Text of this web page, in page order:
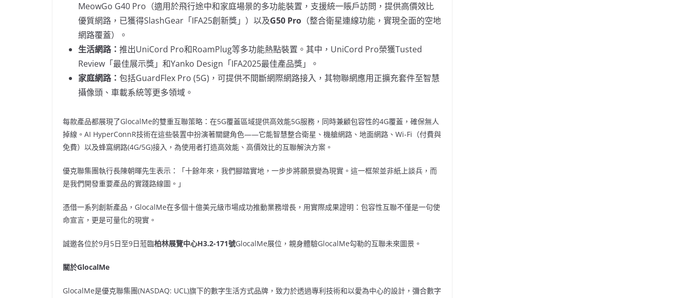
MeowGo G40 Pro（適用於飛行途中和家庭場景的多功能裝置，支援統一賬戶訪問，提供高價效比
優質網路，已獲得SlashGear「IFA25創新獎」）以及G50 Pro （整合衛星連線功能，實現全面的空地
網路覆蓋）。
生活網路： 推出UniCord Pro和RoamPlug等多功能熱點裝置。其中，UniCord Pro榮獲Tusted
Review「最佳展示獎」和Yanko Design「IFA2025最佳產品獎」。
家庭網路： 包括GuardFlex Pro (5G)，可提供不間斷網際網路接入，其物聯網應用正擴充套件至智慧
攝像頭、車載系統等更多領域。
每款產品都展現了GlocalMe的雙重互聯策略：在5G覆蓋區域提供高效能5G服務，同時兼顧包容性的4G覆蓋，確保無人
掉線。AI HyperConnR技術在這些裝置中扮演著關鍵角色——它能智慧整合衛星、機艙網路、地面網路、Wi-Fi（付費與
免費）以及蜂窩網路(4G/5G)接入，為使用者打造高效能、高價效比的互聯解決方案。
優克聯集團執行長陳朝暉先生表示：「十餘年來，我們腳踏實地，一步步將願景變為現實。這一框架並非紙上談兵，而
是我們開發重要產品的實踐路線圖。」
憑借一系列創新產品，GlocalMe在多個十億美元級市場成功推動業務增長，用實際成果證明：包容性互聯不僅是一句使
命宣言，更是可量化的現實。
誠邀各位於9月5日至9日蒞臨柏林展覽中心H3.2-171號GlocalMe展位，親身體驗GlocalMe勾勒的互聯未來圖景。
關於GlocalMe
GlocalMe是優克聯集團(NASDAQ: UCL)旗下的數字生活方式品牌，致力於透過專利技術和以愛為中心的設計，彌合數字